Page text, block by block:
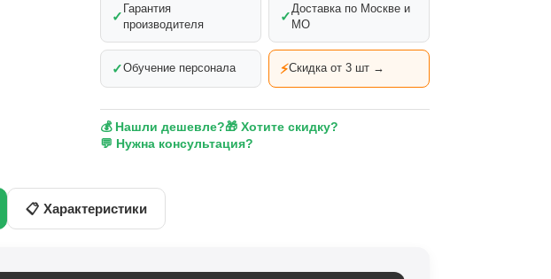
✓
Гарантия
производителя
✓
Доставка по Москве и
МО
✓Обучение персонала ⚡Скидка от 3 шт →
💰 Нашли дешевле?🎁 Хотите скидку?
💬 Нужна консультация?
📋 Характеристики